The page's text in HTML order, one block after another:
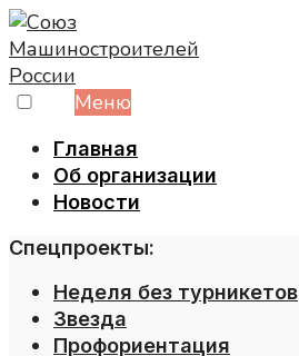
Skip
to
content
Меню
Главная
Об организации
Новости
Спецпроекты:
Неделя без турникетов
Звезда
Профориентация